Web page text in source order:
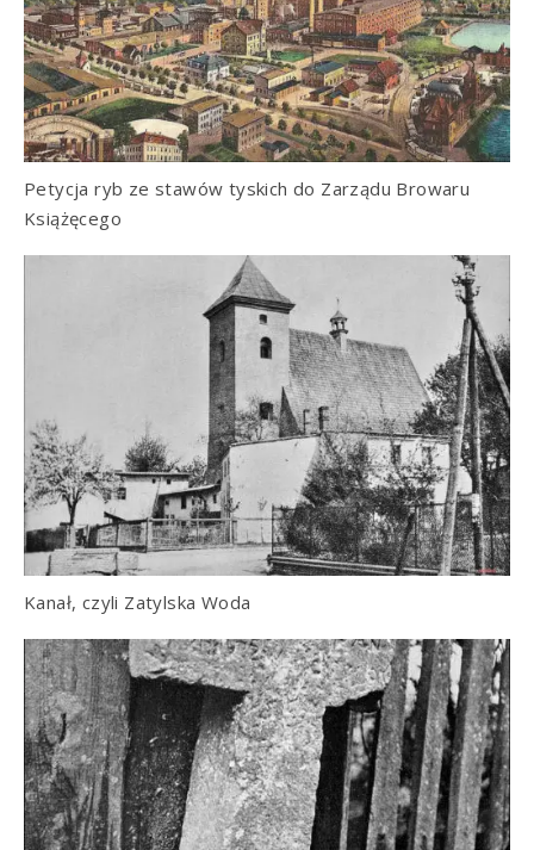
Petycja ryb ze stawów tyskich do Zarządu Browaru
Książęcego
Kanał, czyli Zatylska Woda